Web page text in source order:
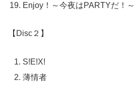
Enjoy！～今夜はPARTYだ！～
【Disc２】
S!E!X!
薄情者